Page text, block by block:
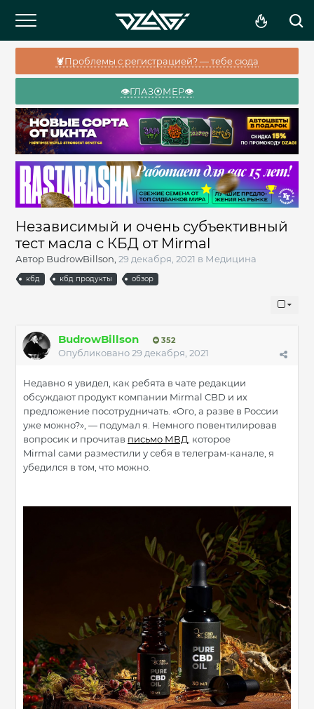
🦞Проблемы с регистрацией? — тебе сюда
👁️ГЛАЗ⦿МЕР👁️
Независимый и очень субъективный
тест масла с КБД от Mirmal
Автор BudrowBillson, 29 декабря, 2021 в Медицина
кбд кбд продукты обзор
BudrowBillson 352
Опубликовано29 декабря, 2021
Недавно я увидел, как ребята в чате редакции
обсуждают продукт компании Mirmal CBD и их
предложение посотрудничать. «Ого, а разве в России
уже можно?», — подумал я. Немного повентилировав
вопросик и прочитав письмо МВД , которое
Mirmal сами разместили у себя в телеграм-канале, я
убедился в том, что можно.